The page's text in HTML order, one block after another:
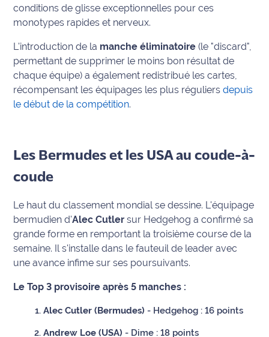
Transport
National
International
Défense
Contenus
Partenaires
L'invité(e)
de la
rédaction
Coup de
Maritima
rouge
conditions de glisse exceptionnelles pour ces
monotypes rapides et nerveux.
L'introduction de la manche éliminatoire (le "discard",
permettant de supprimer le moins bon résultat de
chaque équipe) a également redistribué les cartes,
récompensant les équipages les plus réguliersdepuis
le début de la compétition.
Les Bermudes et les USA au coude-à-
coude
Le haut du classement mondial se dessine. L'équipage
bermudien d'Alec Cutler sur Hedgehog a confirmé sa
grande forme en remportant la troisième course de la
semaine. Il s'installe dans le fauteuil de leader avec
une avance infime sur ses poursuivants.
Le Top 3 provisoire après 5 manches :
Alec Cutler (Bermudes) - Hedgehog : 16 points
Andrew Loe (USA) - Dime : 18 points